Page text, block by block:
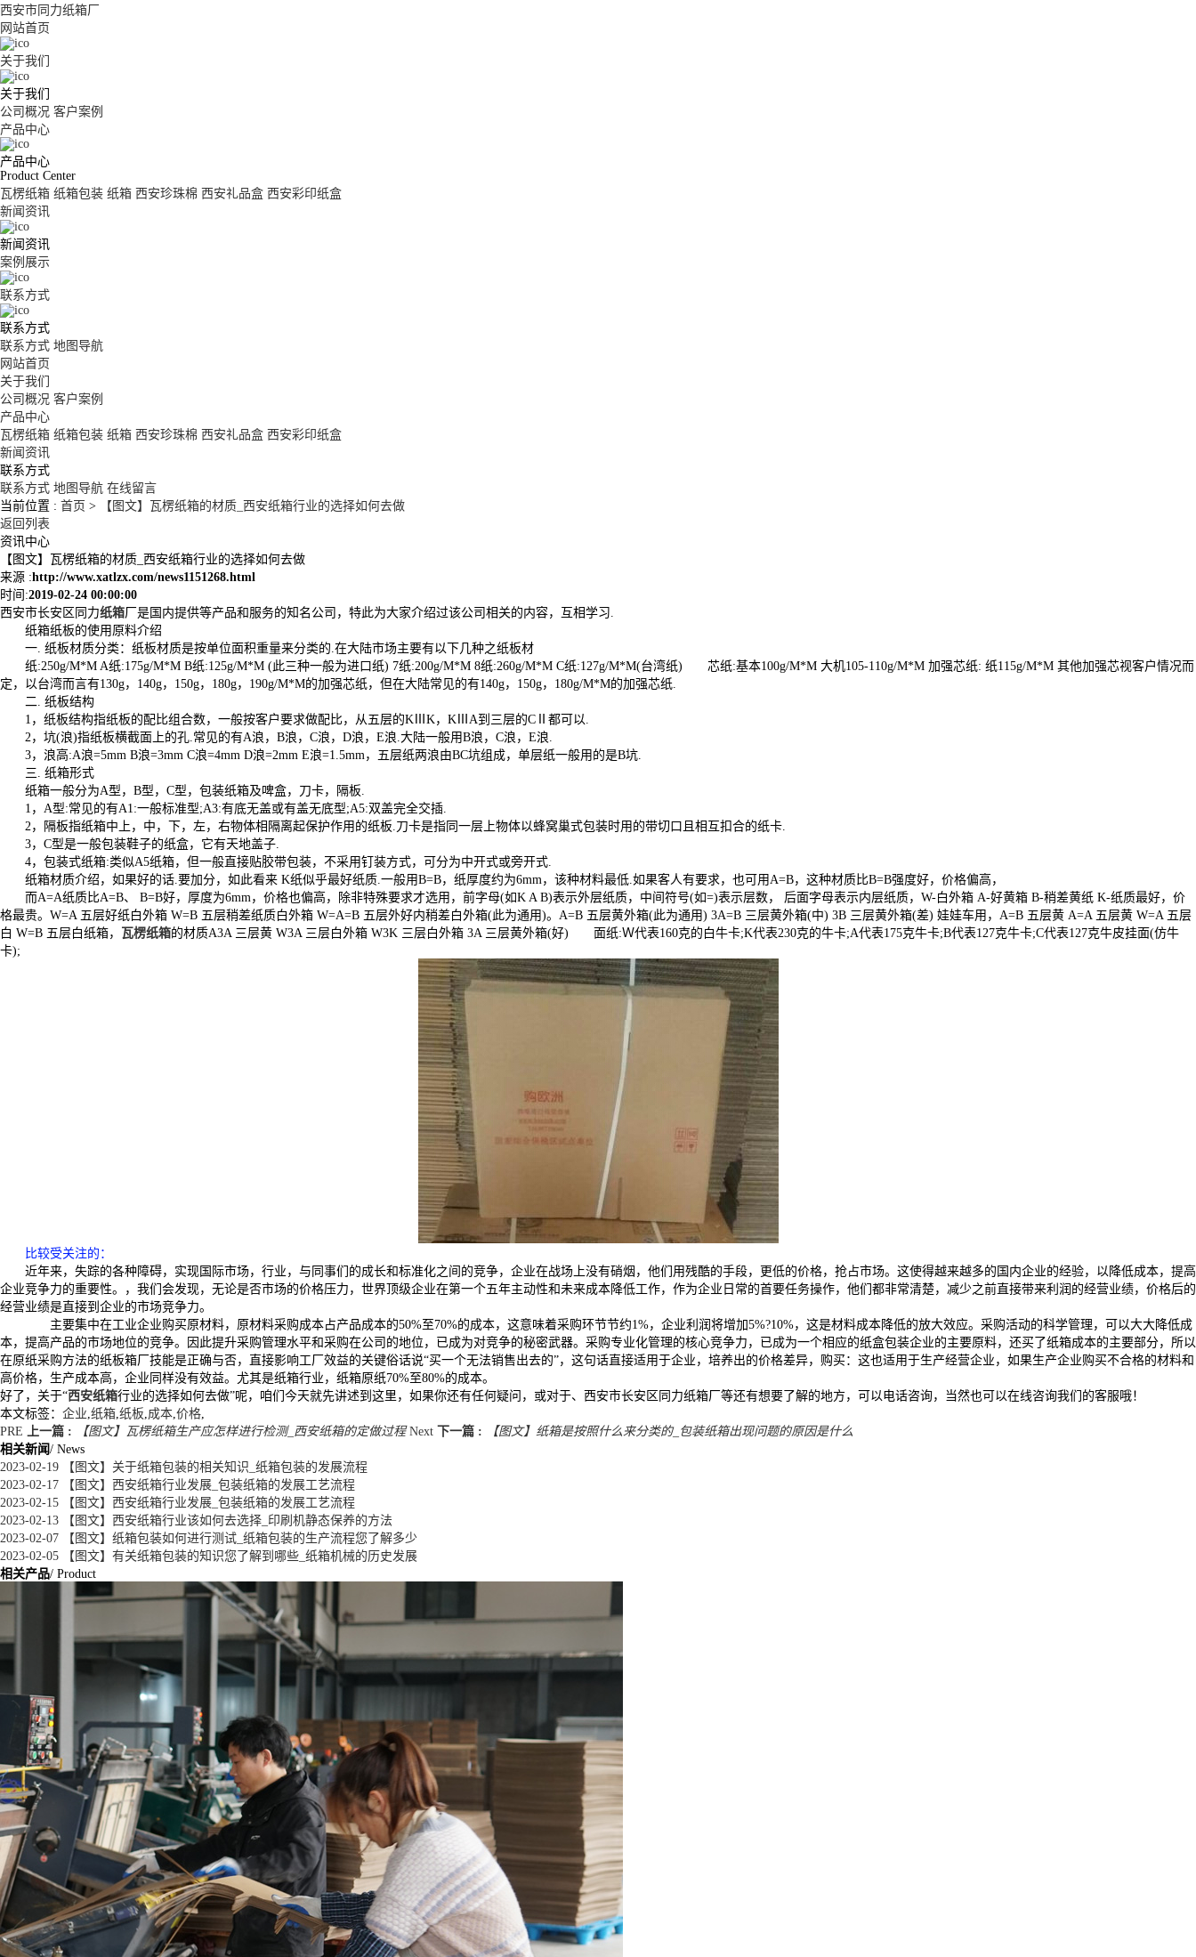
西安市同力纸箱厂
网站首页
关于我们
关于我们
公司概况 客户案例
产品中心
产品中心
Product Center
瓦楞纸箱 纸箱包装 纸箱 西安珍珠棉 西安礼品盒 西安彩印纸盒
新闻资讯
新闻资讯
案例展示
联系方式
联系方式
联系方式 地图导航
网站首页
关于我们
公司概况 客户案例
产品中心
瓦楞纸箱 纸箱包装 纸箱 西安珍珠棉 西安礼品盒 西安彩印纸盒
新闻资讯
联系方式
联系方式 地图导航 在线留言
当前位置 : 首页 >
【图文】瓦楞纸箱的材质_西安纸箱行业的选择如何去做
返回列表
资讯中心
【图文】瓦楞纸箱的材质_西安纸箱行业的选择如何去做
来源 :http://www.xatlzx.com/news1151268.html
时间:2019-02-24 00:00:00
西安市长安区同力纸箱厂是国内提供等产品和服务的知名公司，特此为大家介绍过该公司相关的内容，互相学习.
纸箱纸板的使用原料介绍
一. 纸板材质分类：纸板材质是按单位面积重量来分类的.在大陆市场主要有以下几种之纸板材
纸:250g/M*M A纸:175g/M*M B纸:125g/M*M (此三种一般为进口纸) 7纸:200g/M*M 8纸:260g/M*M C纸:127g/M*M(台湾纸) 芯纸:基本100g/M*M 大机105-110g/M*M 加强芯纸: 纸115g/M*M 其他加强芯视客户情况而
定，以台湾而言有130g，140g，150g，180g，190g/M*M的加强芯纸，但在大陆常见的有140g，150g，180g/M*M的加强芯纸.
二. 纸板结构
1，纸板结构指纸板的配比组合数，一般按客户要求做配比，从五层的KⅢK，KⅢA到三层的CⅡ都可以.
2，坑(浪)指纸板横截面上的孔.常见的有A浪，B浪，C浪，D浪，E浪.大陆一般用B浪，C浪，E浪.
3，浪高:A浪=5mm B浪=3mm C浪=4mm D浪=2mm E浪=1.5mm，五层纸两浪由BC坑组成，单层纸一般用的是B坑.
三. 纸箱形式
纸箱一般分为A型，B型，C型，包装纸箱及啤盒，刀卡，隔板.
1，A型:常见的有A1:一般标准型;A3:有底无盖或有盖无底型;A5:双盖完全交插.
2，隔板指纸箱中上，中，下，左，右物体相隔离起保护作用的纸板.刀卡是指同一层上物体以蜂窝巢式包装时用的带切口且相互扣合的纸卡.
3，C型是一般包装鞋子的纸盒，它有天地盖子.
4，包装式纸箱:类似A5纸箱，但一般直接贴胶带包装，不采用钉装方式，可分为中开式或旁开式.
纸箱材质介绍，如果好的话.要加分，如此看来 K纸似乎最好纸质.一般用B=B，纸厚度约为6mm，该种材料最低.如果客人有要求，也可用A=B，这种材质比B=B强度好，价格偏高，
而A=A纸质比A=B、 B=B好，厚度为6mm，价格也偏高，除非特殊要求才选用，前字母(如K A B)表示外层纸质，中间符号(如=)表示层数， 后面字母表示内层纸质，W-白外箱 A-好黄箱 B-稍差黄纸 K-纸质最好，价
格最贵。W=A 五层好纸白外箱 W=B 五层稍差纸质白外箱 W=A=B 五层外好内稍差白外箱(此为通用)。A=B 五层黄外箱(此为通用) 3A=B 三层黄外箱(中) 3B 三层黄外箱(差) 娃娃车用，A=B 五层黄 A=A 五层黄 W=A 五层
白 W=B 五层白纸箱， 瓦楞纸箱的材质A3A 三层黄 W3A 三层白外箱 W3K 三层白外箱 3A 三层黄外箱(好) 面纸:Ｗ代表160克的白牛卡;K代表230克的牛卡;A代表175克牛卡;B代表127克牛卡;C代表127克牛皮挂面(仿牛
卡);
比较受关注的 ：
近年来，失踪的各种障碍，实现国际市场，行业，与同事们的成长和标准化之间的竞争，企业在战场上没有硝烟，他们用残酷的手段，更低的价格，抢占市场。这使得越来越多的国内企业的经验，以降低成本，提高
企业竞争力的重要性。，我们会发现，无论是否市场的价格压力，世界顶级企业在第一个五年主动性和未来成本降低工作，作为企业日常的首要任务操作，他们都非常清楚，减少之前直接带来利润的经营业绩，价格后的
经营业绩是直接到企业的市场竞争力。
主要集中在工业企业购买原材料，原材料采购成本占产品成本的50%至70%的成本，这意味着采购环节节约1%，企业利润将增加5%?10%，这是材料成本降低的放大效应。采购活动的科学管理，可以大大降低成
本，提高产品的市场地位的竞争。因此提升采购管理水平和采购在公司的地位，已成为对竞争的秘密武器。采购专业化管理的核心竞争力，已成为一个相应的纸盒包装企业的主要原料，还买了纸箱成本的主要部分，所以
在原纸采购方法的纸板箱厂技能是正确与否，直接影响工厂效益的关键俗话说“买一个无法销售出去的”，这句话直接适用于企业，培养出的价格差异，购买：这也适用于生产经营企业，如果生产企业购买不合格的材料和
高价格，生产成本高，企业同样没有效益。尤其是纸箱行业，纸箱原纸70%至80%的成本。
好了，关于“西安纸箱行业的选择如何去做”呢，咱们今天就先讲述到这里，如果你还有任何疑问，或对于、西安市长安区同力纸箱厂等还有想要了解的地方，可以电话咨询，当然也可以在线咨询我们的客服哦！
本文标签： 企业 纸箱 纸板 成本 价格
PRE
上一篇 : 【图文】瓦楞纸箱生产应怎样进行检测_西安纸箱的定做过程 Next 下一篇 :
【图文】纸箱是按照什么来分类的_包装纸箱出现问题的原因是什么
相关新闻/ News
2023-02-19 【图文】关于纸箱包装的相关知识_纸箱包装的发展流程
2023-02-17 【图文】西安纸箱行业发展_包装纸箱的发展工艺流程
2023-02-15 【图文】西安纸箱行业发展_包装纸箱的发展工艺流程
2023-02-13 【图文】西安纸箱行业该如何去选择_印刷机静态保养的方法
2023-02-07 【图文】纸箱包装如何进行测试_纸箱包装的生产流程您了解多少
2023-02-05 【图文】有关纸箱包装的知识您了解到哪些_纸箱机械的历史发展
相关产品/ Product